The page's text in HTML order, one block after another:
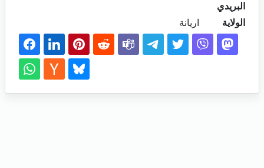
البريدي
الولاية
اريانة